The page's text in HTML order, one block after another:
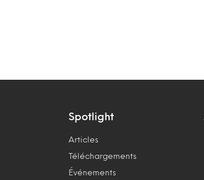
Spotlight
Articles
Téléchargements
Événements